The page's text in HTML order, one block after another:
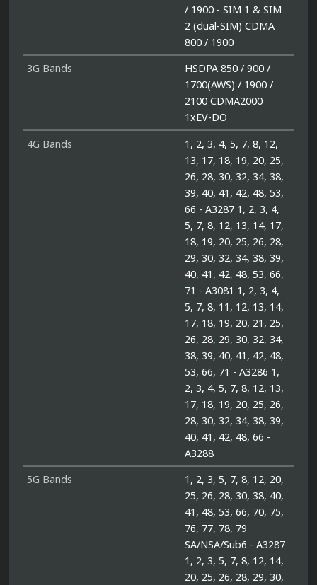
/ 1900 - SIM 1 & SIM
2 (dual-SIM) CDMA
800 / 1900
3G Bands
HSDPA 850 / 900 /
1700(AWS) / 1900 /
2100 CDMA2000
1xEV-DO
4G Bands
1, 2, 3, 4, 5, 7, 8, 12,
13, 17, 18, 19, 20, 25,
26, 28, 30, 32, 34, 38,
39, 40, 41, 42, 48, 53,
66 - A3287 1, 2, 3, 4,
5, 7, 8, 12, 13, 14, 17,
18, 19, 20, 25, 26, 28,
29, 30, 32, 34, 38, 39,
40, 41, 42, 48, 53, 66,
71 - A3081 1, 2, 3, 4,
5, 7, 8, 11, 12, 13, 14,
17, 18, 19, 20, 21, 25,
26, 28, 29, 30, 32, 34,
38, 39, 40, 41, 42, 48,
53, 66, 71 - A3286 1,
2, 3, 4, 5, 7, 8, 12, 13,
17, 18, 19, 20, 25, 26,
28, 30, 32, 34, 38, 39,
40, 41, 42, 48, 66 -
A3288
5G Bands
1, 2, 3, 5, 7, 8, 12, 20,
25, 26, 28, 30, 38, 40,
41, 48, 53, 66, 70, 75,
76, 77, 78, 79
SA/NSA/Sub6 - A3287
1, 2, 3, 5, 7, 8, 12, 14,
20, 25, 26, 28, 29, 30,